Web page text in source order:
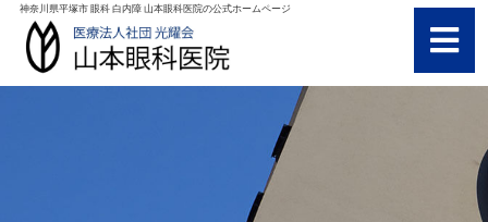
神奈川県平塚市 眼科 白内障 山本眼科医院の公式ホームページ